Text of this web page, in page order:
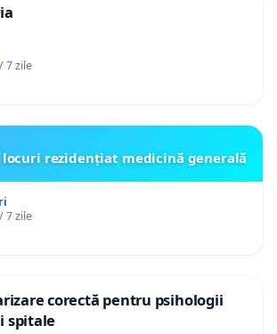
7 zile
rezidențiat medicină generală
7 zile
corectă pentru psihologii
spitale